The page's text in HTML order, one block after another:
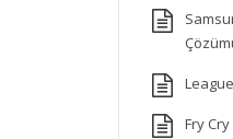
Fry